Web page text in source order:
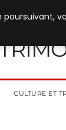
CULTURE ET
poursuivant,